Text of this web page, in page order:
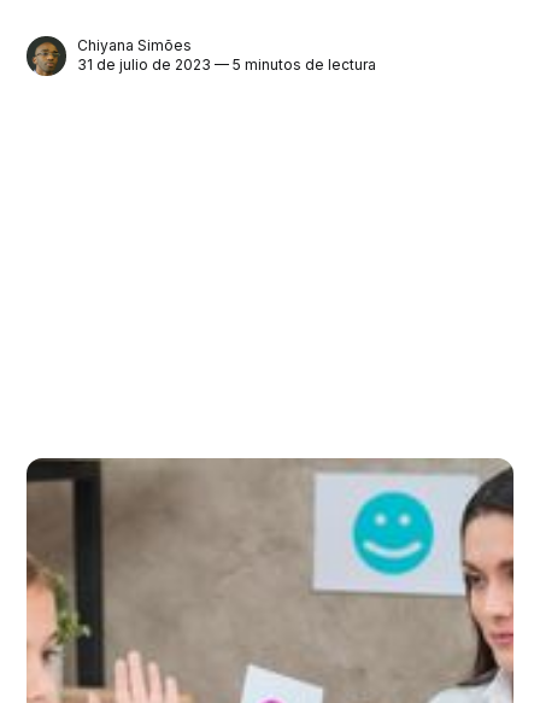
Chiyana Simões
31 de julio de 2023 — 5 minutos de lectura